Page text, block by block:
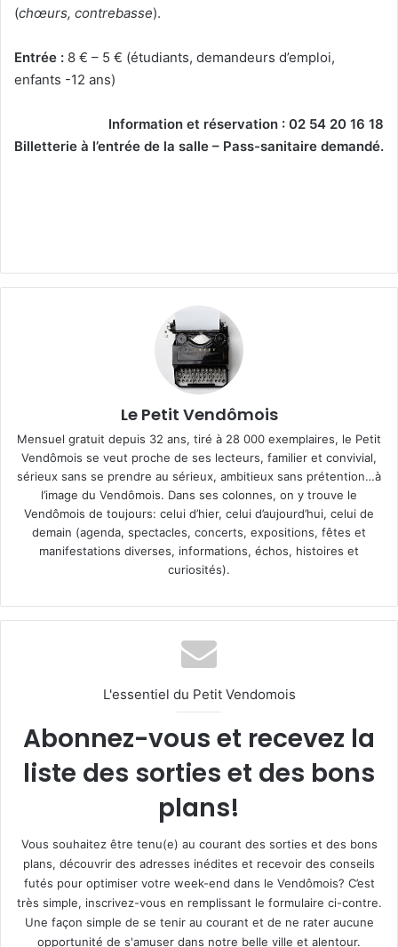
(chœurs, contrebasse).
Entrée : 8 € – 5 € (étudiants, demandeurs d’emploi,
enfants -12 ans)
Information et réservation : 02 54 20 16 18
Billetterie à l’entrée de la salle – Pass-sanitaire demandé.
Le Petit Vendômois
Mensuel gratuit depuis 32 ans, tiré à 28 000 exemplaires, le Petit
Vendômois se veut proche de ses lecteurs, familier et convivial,
sérieux sans se prendre au sérieux, ambitieux sans prétention…à
l’image du Vendômois. Dans ses colonnes, on y trouve le
Vendômois de toujours: celui d’hier, celui d’aujourd’hui, celui de
demain (agenda, spectacles, concerts, expositions, fêtes et
manifestations diverses, informations, échos, histoires et
curiosités).
L'essentiel du Petit Vendomois
Abonnez-vous et recevez la
liste des sorties et des bons
plans!
Vous souhaitez être tenu(e) au courant des sorties et des bons
plans, découvrir des adresses inédites et recevoir des conseils
futés pour optimiser votre week-end dans le Vendômois? C’est
très simple, inscrivez-vous en remplissant le formulaire ci-contre.
Une façon simple de se tenir au courant et de ne rater aucune
opportunité de s'amuser dans notre belle ville et alentour.